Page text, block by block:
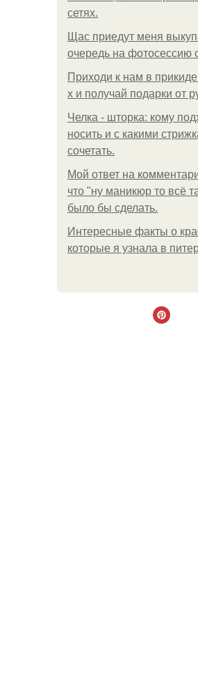
сетях.
Щас приедут меня
очередь на фотосессию
Приходи к нам в
х и получай подарки от
Челка - шторка: кому
носить и с какими
сочетать.
Мой ответ на
что "ну маникюр то всё
было бы сделать.
Интересные факты о
которые я узнала в